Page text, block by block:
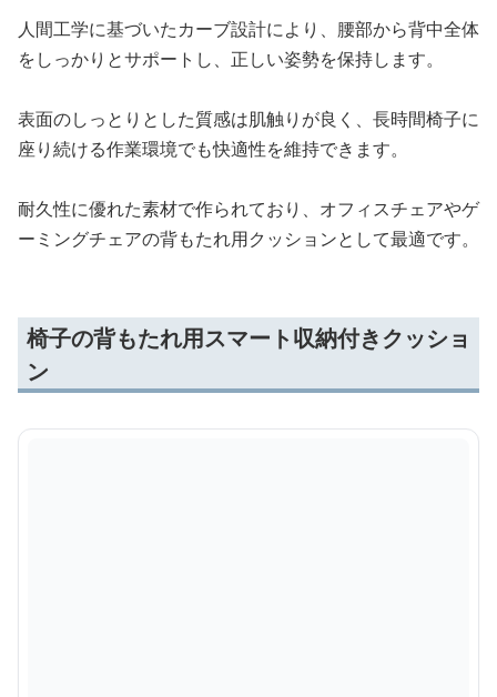
人間工学に基づいたカーブ設計により、腰部から背中全体
をしっかりとサポートし、正しい姿勢を保持します。
表面のしっとりとした質感は肌触りが良く、長時間椅子に
座り続ける作業環境でも快適性を維持できます。
耐久性に優れた素材で作られており、オフィスチェアやゲ
ーミングチェアの背もたれ用クッションとして最適です。
椅子の背もたれ用スマート収納付きクッショ
ン